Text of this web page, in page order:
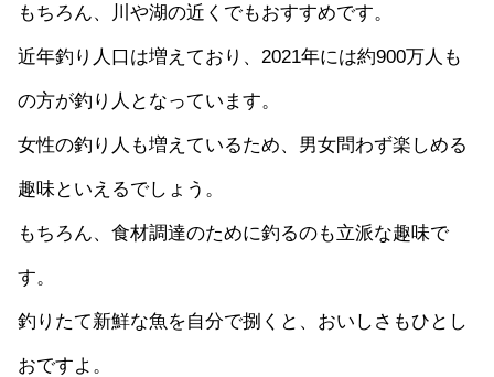
もちろん、川や湖の近くでもおすすめです。
近年釣り人口は増えており、2021年には約900万人も
の方が釣り人となっています。
女性の釣り人も増えているため、男女問わず楽しめる
趣味といえるでしょう。
もちろん、食材調達のために釣るのも立派な趣味で
す。
釣りたて新鮮な魚を自分で捌くと、おいしさもひとし
おですよ。